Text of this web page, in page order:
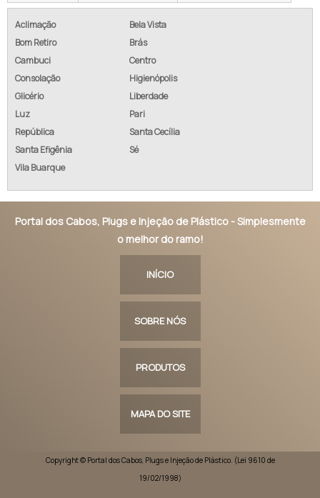
Aclimação
Bela Vista
Bom Retiro
Brás
Cambuci
Centro
Consolação
Higienópolis
Glicério
Liberdade
Luz
Pari
República
Santa Cecília
Santa Efigênia
Sé
Vila Buarque
Portal dos Cabos, Plugs e Injeção de Plástico - Simplesmente
o melhor do ramo!
INÍCIO
SOBRE NÓS
PRODUTOS
MAPA DO SITE
Copyright © Portal dos Cabos, Plugs e Injeção de Plástico. (Lei 9610 de
19/02/1998)